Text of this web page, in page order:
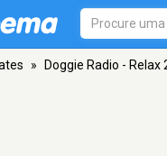
» Doggie Radio - Relax